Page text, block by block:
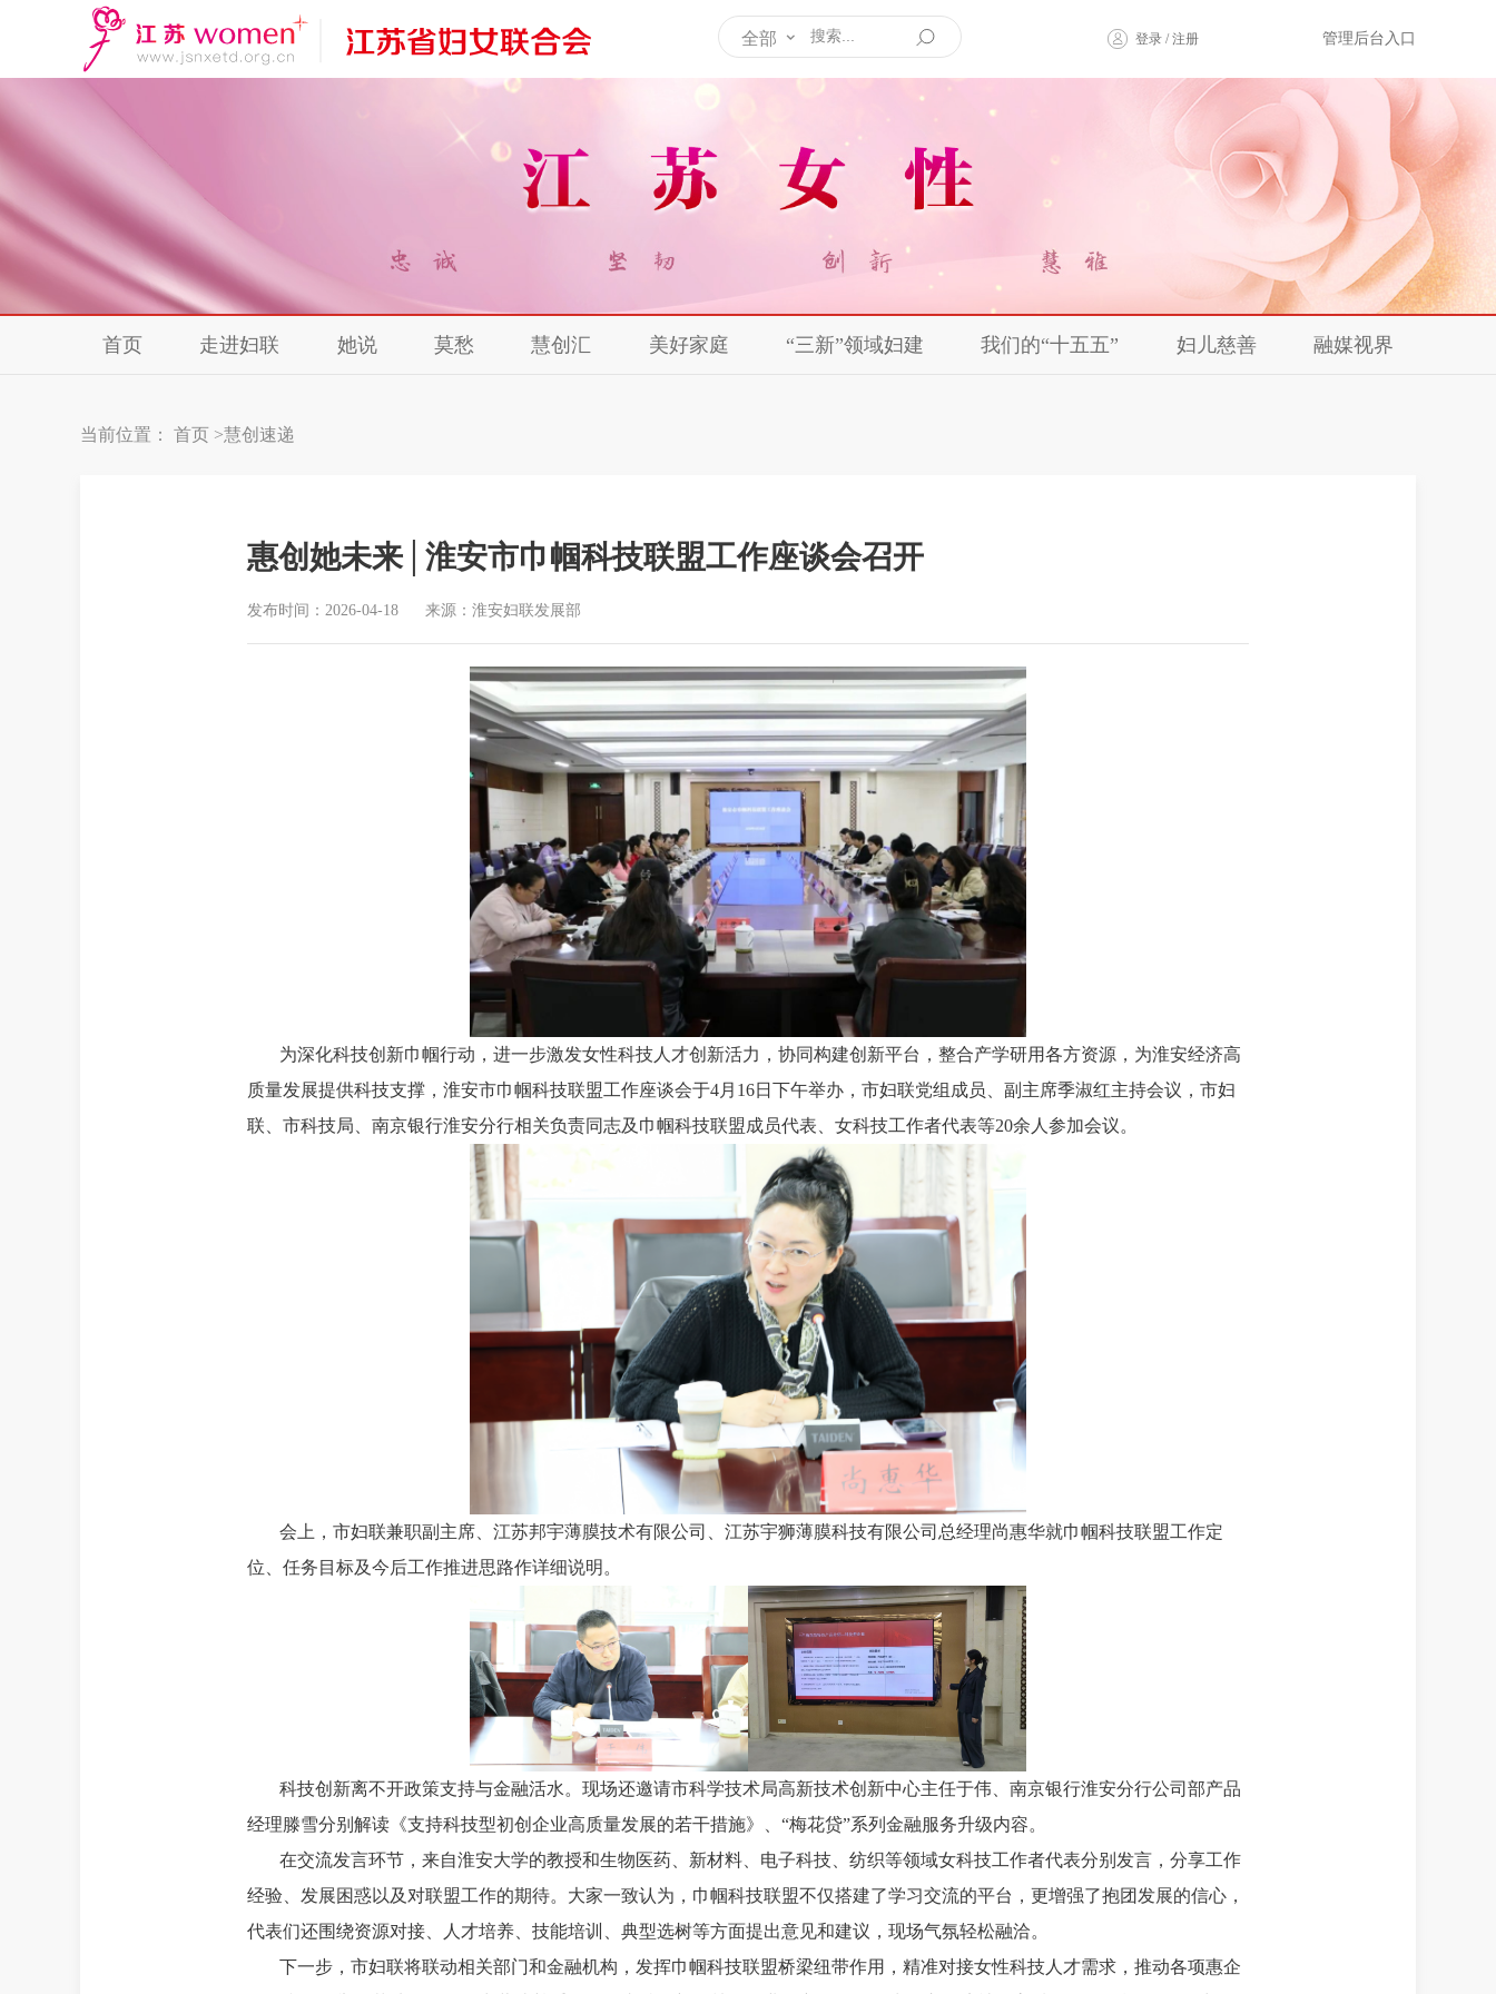
全部 登录 / 注册 管理后台入口
首页 走进妇联 她说 莫愁 慧创汇 美好家庭 “三新”领域妇建 我们的“十五五” 妇儿慈善 融媒视界
当前位置： 首页 >慧创速递
惠创她未来│淮安市巾帼科技联盟工作座谈会召开
发布时间：2026-04-18 来源：淮安妇联发展部
为深化科技创新巾帼行动，进一步激发女性科技人才创新活力，协同构建创新平台，整合产学研用各方资源，为淮安经济高
质量发展提供科技支撑，淮安市巾帼科技联盟工作座谈会于4月16日下午举办，市妇联党组成员、副主席季淑红主持会议，市妇
联、市科技局、南京银行淮安分行相关负责同志及巾帼科技联盟成员代表、女科技工作者代表等20余人参加会议。
会上，市妇联兼职副主席、江苏邦宇薄膜技术有限公司、江苏宇狮薄膜科技有限公司总经理尚惠华就巾帼科技联盟工作定
位、任务目标及今后工作推进思路作详细说明。
科技创新离不开政策支持与金融活水。现场还邀请市科学技术局高新技术创新中心主任于伟、南京银行淮安分行公司部产品
经理滕雪分别解读《支持科技型初创企业高质量发展的若干措施》、“梅花贷”系列金融服务升级内容。
在交流发言环节，来自淮安大学的教授和生物医药、新材料、电子科技、纺织等领域女科技工作者代表分别发言，分享工作
经验、发展困惑以及对联盟工作的期待。大家一致认为，巾帼科技联盟不仅搭建了学习交流的平台，更增强了抱团发展的信心，
代表们还围绕资源对接、人才培养、技能培训、典型选树等方面提出意见和建议，现场气氛轻松融洽。
下一步，市妇联将联动相关部门和金融机构，发挥巾帼科技联盟桥梁纽带作用，精准对接女性科技人才需求，推动各项惠企